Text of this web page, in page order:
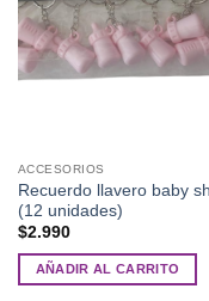
ACCESORIOS
Recuerdo llavero baby
(12 unidades)
$2.990
AÑADIR AL CARRITO